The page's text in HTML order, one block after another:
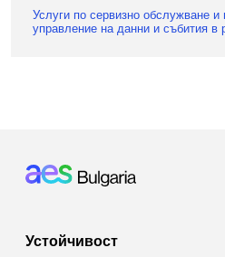
Услуги по сервизно обслужване
управление на данни и събития в
Footer: Bulgaria
Устойчивост